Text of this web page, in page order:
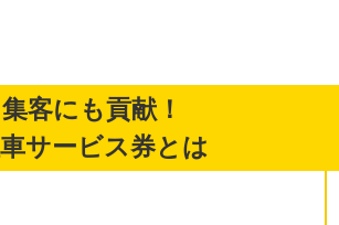
集客にも貢献！
サービス券とは